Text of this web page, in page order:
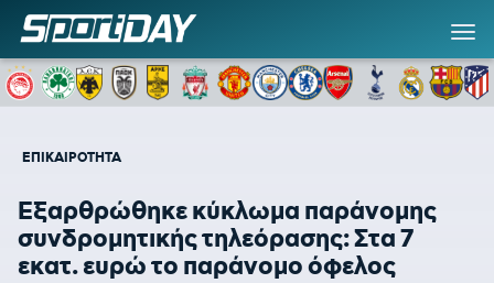
ΕΠΙΚΑΙΡΟΤΗΤΑ
Εξαρθρώθηκε κύκλωμα παράνομης
συνδρομητικής τηλεόρασης: Στα 7
εκατ. ευρώ το παράνομο όφελος